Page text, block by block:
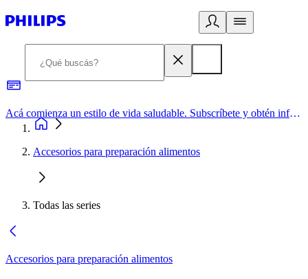
Acá comienza un estilo de vida saludable. Subscríbete y obtén información de primera mano
Accesorios para preparación alimentos
Todas las series
Accesorios para preparación alimentos